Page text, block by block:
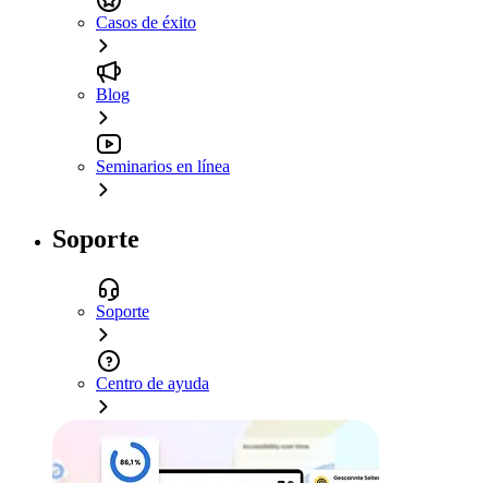
Casos de éxito
Blog
Seminarios en línea
Soporte
Soporte
Centro de ayuda